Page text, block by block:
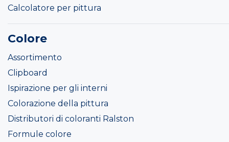
Calcolatore per pittura
Colore
Assortimento
Clipboard
Ispirazione per gli interni
Colorazione della pittura
Distributori di coloranti Ralston
Formule colore